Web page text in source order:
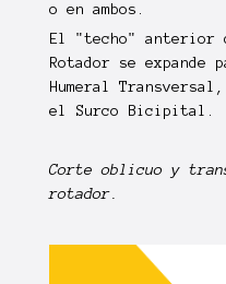
o en ambos.
El "techo" anterior
Rotador se expande
Humeral Transversal ,
el Surco Bicipital.
Corte oblicuo y
rotador.